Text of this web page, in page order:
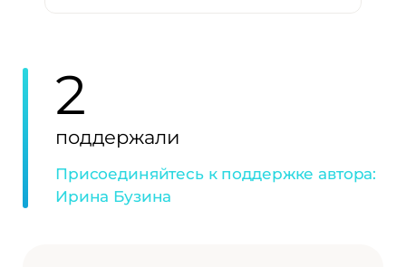
2
поддержали
Присоединяйтесь к поддержке автора:
Ирина Бузина